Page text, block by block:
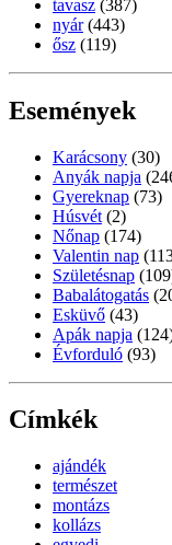
tavasz (387)
nyár (443)
ősz (119)
Események
Karácsony (30)
Anyák napja
Gyereknap (73)
Húsvét (2)
Nőnap (174)
Valentin nap
Születésnap
Babalátogatás
Esküvő (43)
Apák napja
Évforduló (93)
Címkék
ajándék
természet
montázs
kollázs